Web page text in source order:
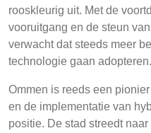
rooskleurig uit. Met de
vooruitgang en de steun
verwacht dat steeds meer
technologie gaan adopteren.
Ommen is reeds een
en de implementatie van
positie. De stad streedt